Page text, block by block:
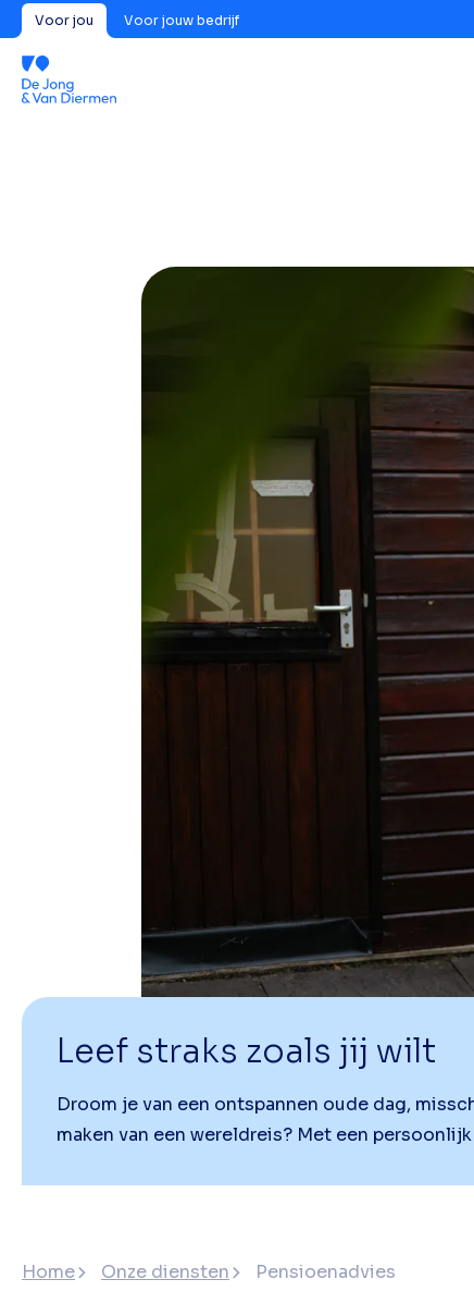
Voor jou Voor jouw bedrijf
Leef straks zoals jij wilt
Droom je van een ontspannen oude dag,
maken van een wereldreis? Met een
Home Onze diensten Pensioenadvies